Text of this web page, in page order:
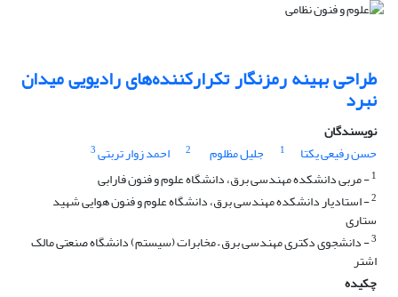
طراحی بهینه رمزنگار تکرارکننده‌های رادیویی میدان
نبرد
نویسندگان
حسن رفیعی یکتا
1 جلیل مظلوم 2 احمد زوار تربتی3
1- مربی دانشکده مهندسی برق، دانشگاه علوم و فنون فارابی
2- استادیار دانشکده مهندسی برق، دانشگاه علوم و فنون هوایی شهید
ستاری
3- دانشجوی دکتری مهندسی برق – مخابرات (سیستم) دانشگاه صنعتی مالک
اشتر
چکیده